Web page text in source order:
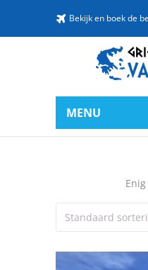
Bekijk en boek de
MENU